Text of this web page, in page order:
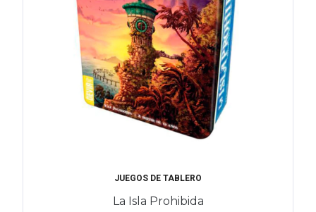
JUEGOS DE TABLERO
La Isla Prohibida